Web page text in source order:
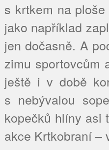
s krtkem na
jako například
jen dočasně. A
zimu sportovcům
ještě i v době
s nebývalou
kopečků hlíny asi
akce Krtkobraní –